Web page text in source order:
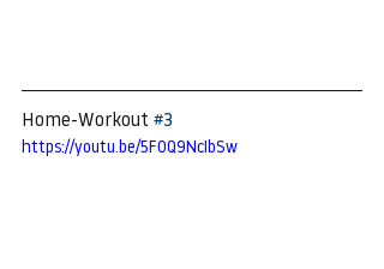
Home-Workout #3
https://youtu.be/5F0Q9NcIbSw